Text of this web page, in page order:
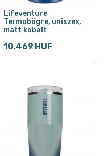
Lifeventure
Termobögre, uniszex,
matt kobalt
10.469 HUF